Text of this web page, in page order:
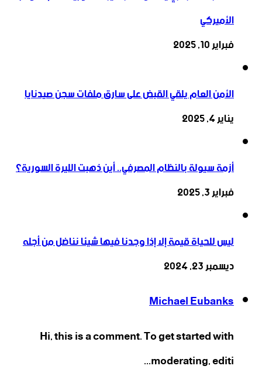
الأميركي
فبراير 10, 2025
الأمن العام يلقي القبض على سارق ملفات سجن صيدنايا
يناير 4, 2025
أزمة سيولة بالنظام المصرفي.. أين ذهبت الليرة السورية؟
فبراير 3, 2025
ليس للحياة قيمة إلا إذا وجدنا فيها شيئا نناضل من أجله
ديسمبر 23, 2024
Michael Eubanks
Hi, this is a comment. To get started with
moderating, editi...